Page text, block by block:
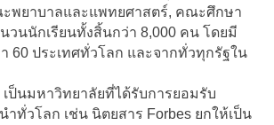
พยาบาลและแพทยศาสตร์, คณะศึกษา
วนนักเรียนทั้งสิ้นกว่า 8,000 คน โดยมี
60 ประเทศทั่วโลก และจากทั่วทุกรัฐใน
เป็นมหาวิทยาลัยที่ได้รับการยอมรับ
ทั่วโลก เช่น นิตยสาร Forbes ยกให้เป็น